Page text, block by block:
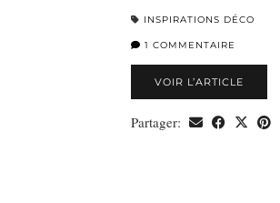
INSPIRATIONS DÉCO
1 COMMENTAIRE
VOIR L’ARTICLE
Partager: